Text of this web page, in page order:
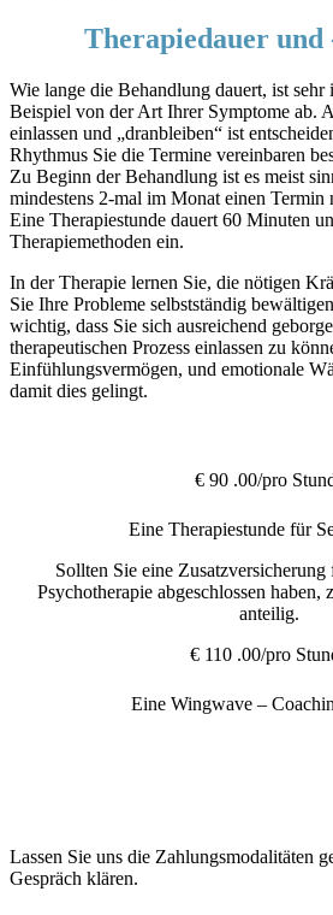
Therapiedauer und
Wie lange die Behandlung dauert, ist
Beispiel von der Art Ihrer Symptome ab.
einlassen und „dranbleiben“ ist
Rhythmus Sie die Termine vereinbaren
Zu Beginn der Behandlung ist es meist
mindestens 2-mal im Monat einen Termin
Eine Therapiestunde dauert 60 Minuten
Therapiemethoden ein.
In der Therapie lernen Sie, die nötigen
Sie Ihre Probleme selbstständig
wichtig, dass Sie sich ausreichend
therapeutischen Prozess einlassen zu
Einfühlungsvermögen, und emotionale
damit dies gelingt.
€ 90 .00/pro
Eine Therapiestunde für
Sollten Sie eine
Psychotherapie abgeschlossen haben,
anteilig.
€ 110 .00/pro
Eine Wingwave –
Lassen Sie uns die Zahlungsmodalitäten
Gespräch klären.